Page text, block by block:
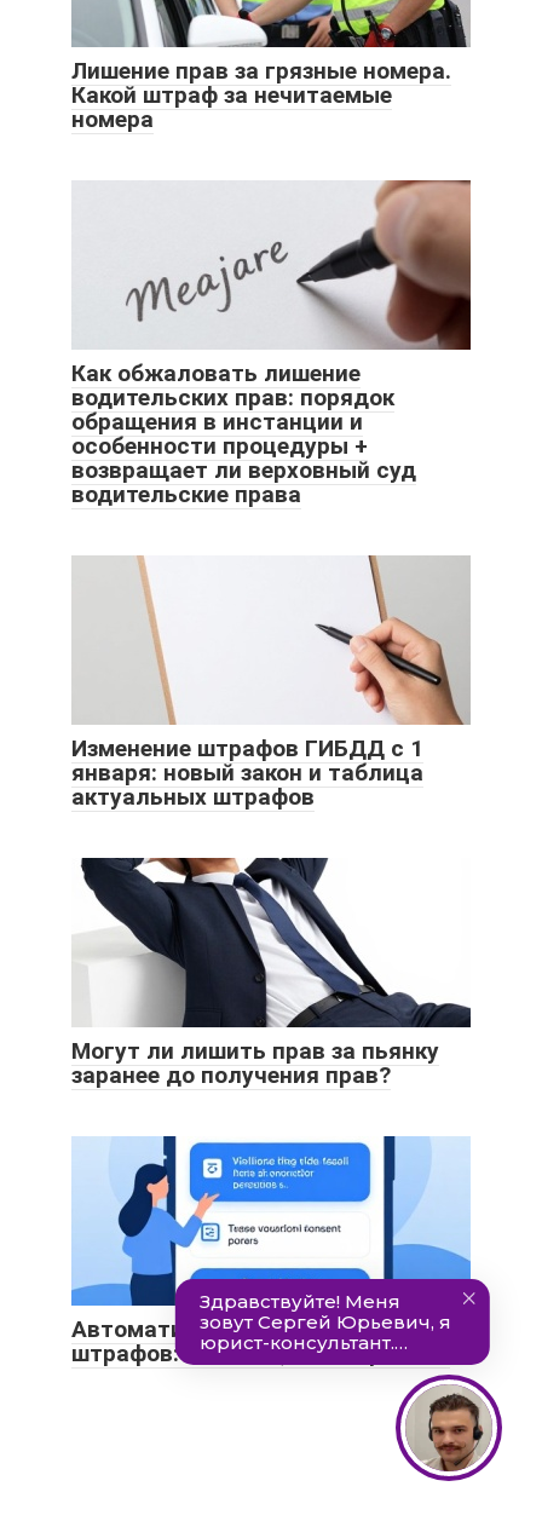
Лишение прав за грязные номера.
Какой штраф за нечитаемые
номера
Как обжаловать лишение
водительских прав: порядок
обращения в инстанции и
особенности процедуры +
возвращает ли верховный суд
водительские права
Изменение штрафов ГИБДД с 1
января: новый закон и таблица
актуальных штрафов
Могут ли лишить прав за пьянку
заранее до получения прав?
Автоматическое списание
штрафов: где хайп, а где правда?